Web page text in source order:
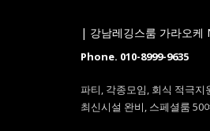
| 강남레깅스룸 가라오케
Phone. 010-8999-9635
파티, 각종모임, 회식 적극지
최신시설 완비, 스페셜룸 50